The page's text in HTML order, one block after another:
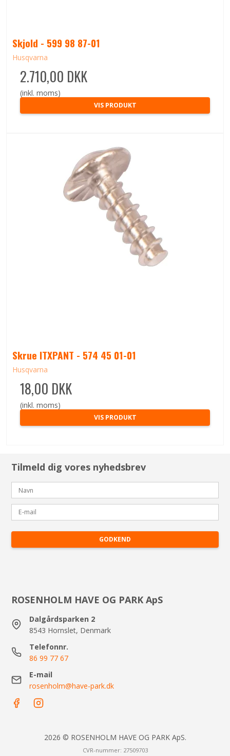
Skjold - 599 98 87-01
Husqvarna
2.710,00 DKK
(inkl. moms)
VIS PRODUKT
Skrue ITXPANT - 574 45 01-01
Husqvarna
18,00 DKK
(inkl. moms)
VIS PRODUKT
Tilmeld dig vores nyhedsbrev
GODKEND
ROSENHOLM HAVE OG PARK ApS
Dalgårdsparken 2
8543 Hornslet, Denmark
Telefonnr.
86 99 77 67
E-mail
rosenholm@have-park.dk
2026 © ROSENHOLM HAVE OG PARK ApS.
CVR-nummer: 27509703